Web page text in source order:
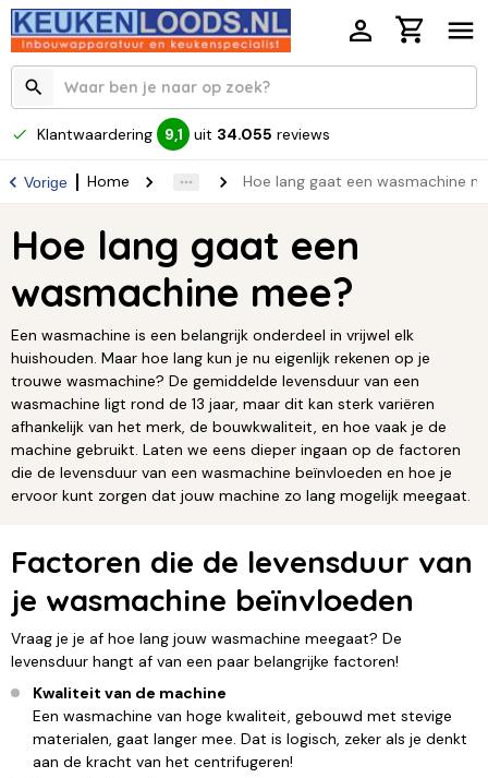
Klantwaardering 9,1 uit 34.055 reviews
Vorige Home Hoe lang gaat een wasmachine
Hoe lang gaat een
wasmachine mee?
Een wasmachine is een belangrijk onderdeel in vrijwel elk
huishouden. Maar hoe lang kun je nu eigenlijk rekenen op je
trouwe wasmachine? De gemiddelde levensduur van een
wasmachine ligt rond de 13 jaar, maar dit kan sterk variëren
afhankelijk van het merk, de bouwkwaliteit, en hoe vaak je de
machine gebruikt. Laten we eens dieper ingaan op de factoren
die de levensduur van een wasmachine beïnvloeden en hoe je
ervoor kunt zorgen dat jouw machine zo lang mogelijk meegaat.
Factoren die de levensduur van
je wasmachine beïnvloeden
Vraag je je af hoe lang jouw wasmachine meegaat? De
levensduur hangt af van een paar belangrijke factoren!
Kwaliteit van de machine
Een wasmachine van hoge kwaliteit, gebouwd met stevige
materialen, gaat langer mee. Dat is logisch, zeker als je denkt
aan de kracht van het centrifugeren!